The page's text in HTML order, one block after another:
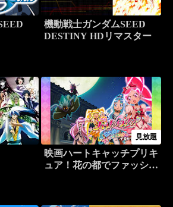
機動戦士ガンダムSEED
DESTINY HDリマスター
見放題
映画ハートキャッチプリキ
ュア！花の都でファッショ